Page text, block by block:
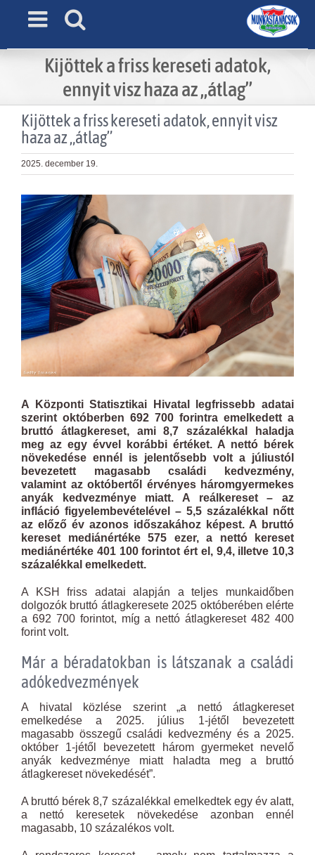
Kijöttek a friss kereseti adatok,
ennyit visz haza az „átlag”
Kijöttek a friss kereseti adatok, ennyit visz
haza az „átlag”
2025. december 19.
View
Larger
Image
A Központi Statisztikai Hivatal legfrissebb adatai
szerint októberben 692 700 forintra emelkedett a
bruttó átlagkereset, ami 8,7 százalékkal haladja
meg az egy évvel korábbi értéket. A nettó bérek
növekedése ennél is jelentősebb volt a júliustól
bevezetett magasabb családi kedvezmény,
valamint az októbertől érvényes háromgyermekes
anyák kedvezménye miatt. A reálkereset – az
infláció figyelembevételével – 5,5 százalékkal nőtt
az előző év azonos időszakához képest. A bruttó
kereset mediánértéke 575 ezer, a nettó kereset
mediánértéke 401 100 forintot ért el, 9,4, illetve 10,3
százalékkal emelkedett.
A KSH friss adatai alapján a teljes munkaidőben
dolgozók bruttó átlagkeresete 2025 októberében elérte
a 692 700 forintot, míg a nettó átlagkereset 482 400
forint volt.
Már a béradatokban is látszanak a családi
adókedvezmények
A hivatal közlése szerint „a nettó átlagkereset
emelkedése a 2025. július 1-jétől bevezetett
magasabb összegű családi kedvezmény és a 2025.
október 1-jétől bevezetett három gyermeket nevelő
anyák kedvezménye miatt haladta meg a bruttó
átlagkereset növekedését”.
A bruttó bérek 8,7 százalékkal emelkedtek egy év alatt,
a nettó keresetek növekedése azonban ennél
magasabb, 10 százalékos volt.